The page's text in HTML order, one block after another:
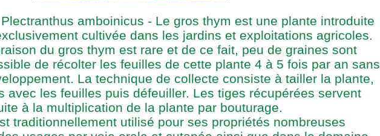
amboinicus - Le gros thym est une plante introduite
cultivée dans les jardins et exploitations agricoles.
du gros thym est rare et de ce fait, peu de graines sont
de récolter les feuilles de cette plante 4 à 5 fois par an sans
La technique de collecte consiste à tailler la plante,
avec les feuilles puis défeuiller. Les tiges récupérées servent
à la multiplication de la plante par bouturage.
traditionnellement utilisé pour ses propriétés nombreuses